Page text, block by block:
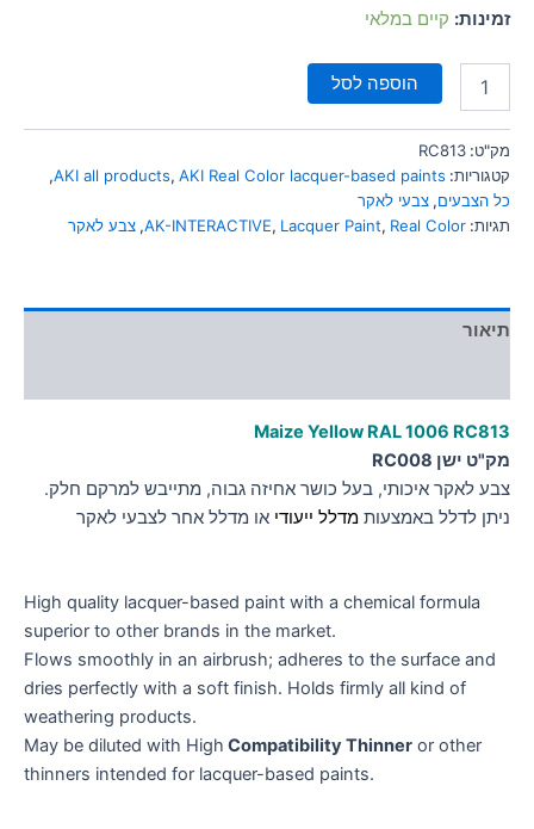
font_download סמן קישורים זמינות: קיים במלאי
הוספה לסל
מק"ט: RC813
קטגוריות:
AKI all products, AKI Real Color lacquer-based paints
,
כל הצבעים, צבעי לאקר
תגיות:
AK-INTERACTIVE, Lacquer Paint, Real Color
, צבע לאקר
תיאור
Maize Yellow RAL 1006 RC813
מק"ט ישן RC008
צבע לאקר איכותי, בעל כושר אחיזה גבוה, מתייבש למרקם חלק.
ניתן לדלל באמצעות מדלל ייעודי או מדלל אחר לצבעי לאקר
High quality lacquer-based paint with a chemical formula
superior to other brands in the market.
Flows smoothly in an airbrush; adheres to the surface and
dries perfectly with a soft finish. Holds firmly all kind of
weathering products.
May be diluted with High Compatibility Thinner or other
thinners intended for lacquer-based paints.